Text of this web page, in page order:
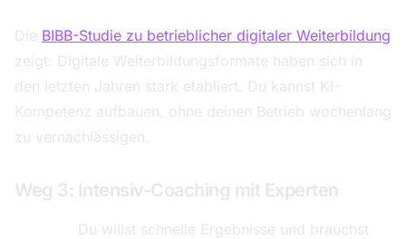
Die BIBB-Studie zu betrieblicher digitaler Weiterbildung
zeigt: Digitale Weiterbildungsformate haben sich in
den letzten Jahren stark etabliert. Du kannst KI-
Kompetenz aufbauen, ohne deinen Betrieb wochenlang
zu vernachlässigen.
Weg 3: Intensiv-Coaching mit Experten
Du willst schnelle Ergebnisse und brauchst